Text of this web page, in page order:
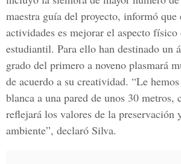
maestra guía del proyecto, informó que
actividades es mejorar el aspecto
estudiantil. Para ello han destinado un
grado del primero a noveno plasmará
de acuerdo a su creatividad. “Le
blanca a una pared de unos 30 metros,
reflejará los valores de la preservación
ambiente”, declaró Silva.